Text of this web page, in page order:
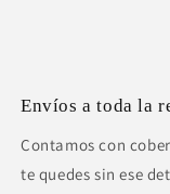
Envíos a toda la
Contamos con
te quedes sin ese